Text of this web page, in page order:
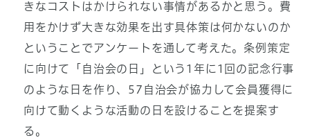
きなコストはかけられない事情があるかと思う。費
用をかけず大きな効果を出す具体策は何かないのか
ということでアンケートを通して考えた。条例策定
に向けて「自治会の日」という1年に1回の記念行事
のような日を作り、57自治会が協力して会員獲得に
向けて動くような活動の日を設けることを提案す
る。